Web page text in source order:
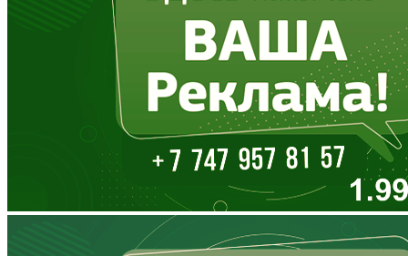
Дагестан
Еврейская АО
Забайкальский край
Запорожская область
Ивановская область